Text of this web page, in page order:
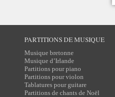
PARTITIONS DE MUSIQUE
Musique bretonne
Musique d’Irlande
Partitions pour piano
Partitions pour violon
Tablatures pour guitare
Partitions de chants de Noël